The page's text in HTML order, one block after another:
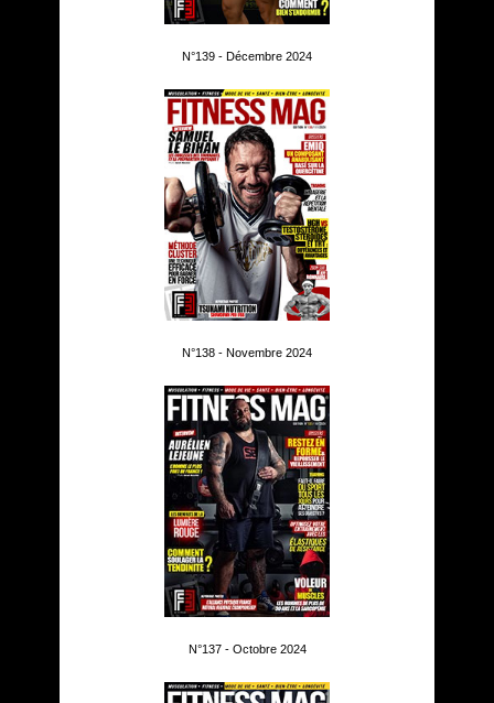
N°139 - Décembre 2024
N°138 - Novembre 2024
N°137 - Octobre 2024